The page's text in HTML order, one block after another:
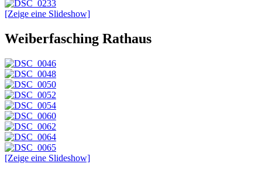
[Zeige eine Slideshow]
Weiberfasching Rathaus
[Zeige eine Slideshow]